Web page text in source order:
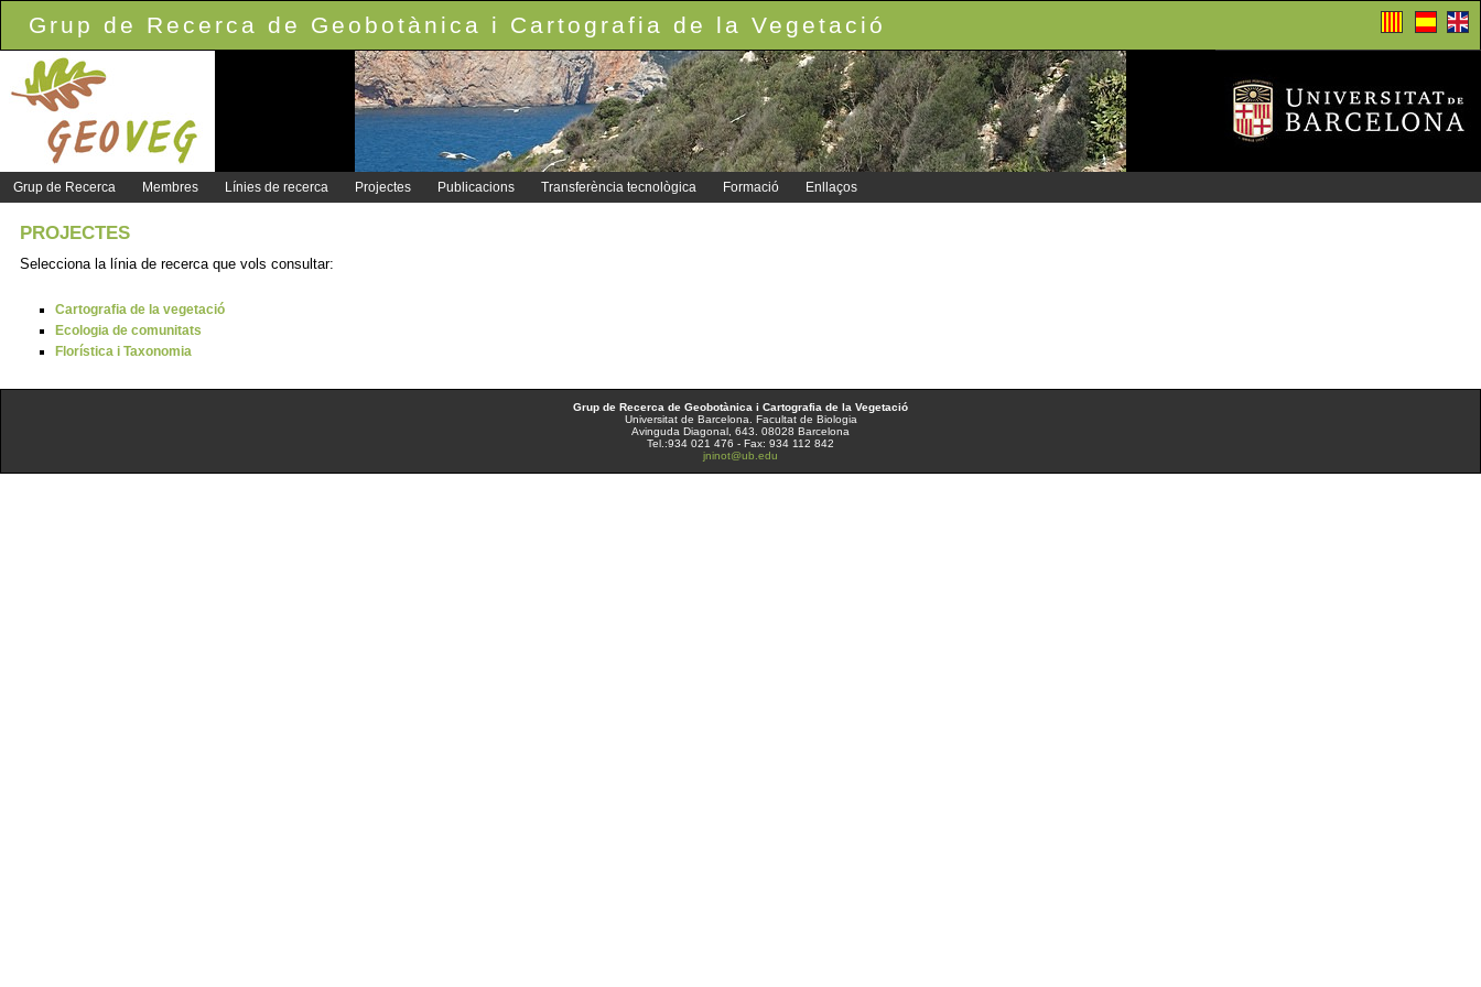
Grup de Recerca de Geobotànica i Cartografia de la Vegetació
Grup de Recerca Membres Línies de recerca Projectes Publicacions Transferència tecnològica Formació Enllaços
PROJECTES
Selecciona la línia de recerca que vols consultar:
Cartografia de la vegetació
Ecologia de comunitats
Florística i Taxonomia
Grup de Recerca de Geobotànica i Cartografia de la Vegetació
Universitat de Barcelona. Facultat de Biologia
Avinguda Diagonal, 643. 08028 Barcelona
Tel.:934 021 476 - Fax: 934 112 842
jninot@ub.edu